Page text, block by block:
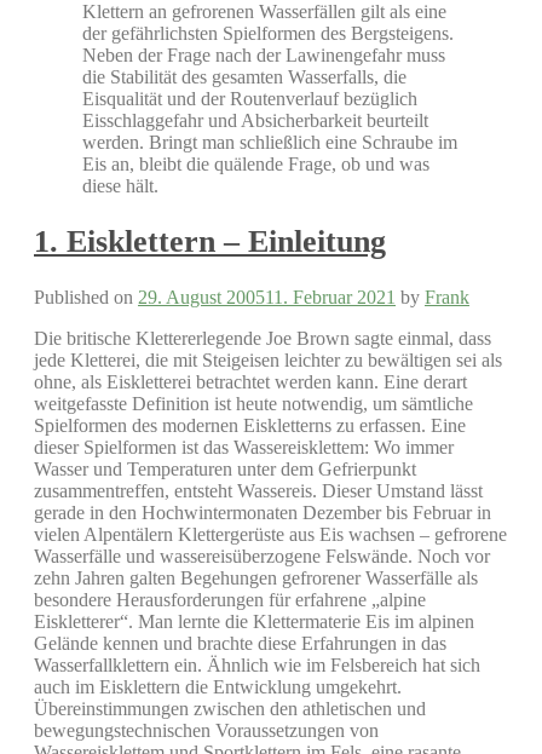
Klettern an gefrorenen Wasserfällen gilt als eine
der gefährlichsten Spielformen des Bergsteigens.
Neben der Frage nach der Lawinengefahr muss
die Stabilität des gesamten Wasserfalls, die
Eisqualität und der Routenverlauf bezüglich
Eisschlaggefahr und Absicherbarkeit beurteilt
werden. Bringt man schließlich eine Schraube im
Eis an, bleibt die quälende Frage, ob und was
diese hält.
1. Eisklettern – Einleitung
Published on 29. August 200511. Februar 2021 by Frank
Die britische Klettererlegende Joe Brown sagte einmal, dass
jede Kletterei, die mit Steigeisen leichter zu bewältigen sei als
ohne, als Eiskletterei betrachtet werden kann. Eine derart
weitgefasste Definition ist heute notwendig, um sämtliche
Spielformen des modernen Eiskletterns zu erfassen. Eine
dieser Spielformen ist das Wassereisklettem: Wo immer
Wasser und Temperaturen unter dem Gefrierpunkt
zusammentreffen, entsteht Wassereis. Dieser Umstand lässt
gerade in den Hochwintermonaten Dezember bis Februar in
vielen Alpentälern Klettergerüste aus Eis wachsen – gefrorene
Wasserfälle und wassereisüberzogene Felswände. Noch vor
zehn Jahren galten Begehungen gefrorener Wasserfälle als
besondere Herausforderungen für erfahrene „alpine
Eiskletterer“. Man lernte die Klettermaterie Eis im alpinen
Gelände kennen und brachte diese Erfahrungen in das
Wasserfallklettern ein. Ähnlich wie im Felsbereich hat sich
auch im Eisklettern die Entwicklung umgekehrt.
Übereinstimmungen zwischen den athletischen und
bewegungstechnischen Voraussetzungen von